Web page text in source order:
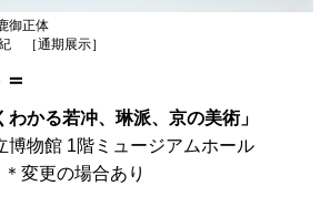
御正体
［通期展示］
わかる若冲、琳派、京の美術」
博物館 1階ミュージアムホール
変更の場合あり